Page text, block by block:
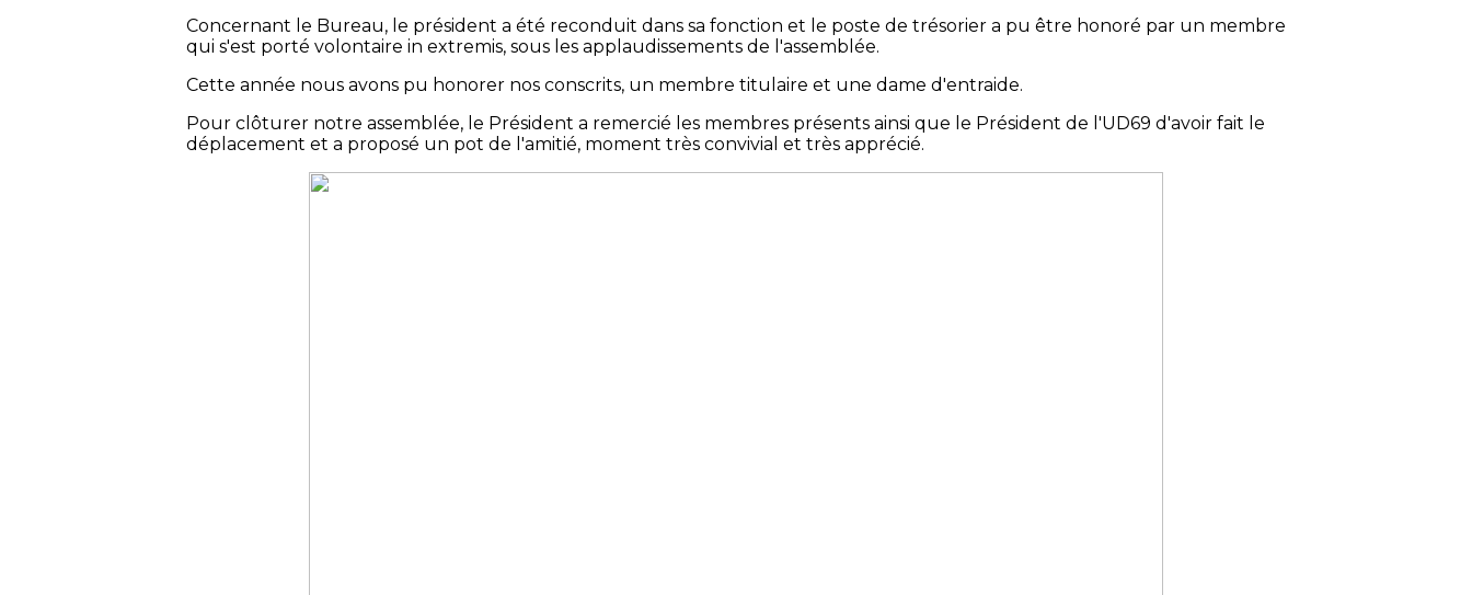
Concernant le Bureau, le président a été reconduit dans sa fonction et le poste de trésorier a pu être honoré par un membre
qui s'est porté volontaire in extremis, sous les applaudissements de l'assemblée.
Cette année nous avons pu honorer nos conscrits, un membre titulaire et une dame d'entraide.
Pour clôturer notre assemblée, le Président a remercié les membres présents ainsi que le Président de l'UD69 d'avoir fait le
déplacement et a proposé un pot de l'amitié, moment très convivial et très apprécié.